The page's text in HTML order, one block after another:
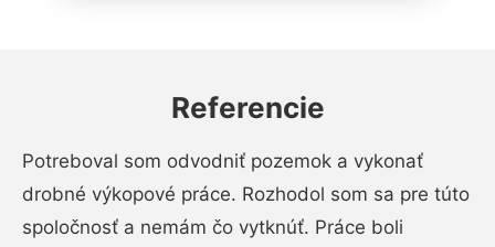
Referencie
Potreboval som odvodniť pozemok a vykonať
drobné výkopové práce. Rozhodol som sa pre túto
spoločnosť a nemám čo vytknúť. Práce boli